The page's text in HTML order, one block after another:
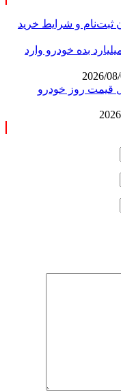
و شرایط خرید
خارج‌نشین‌ها با سهمیه اقامت / ۸ میلیارد بده خودرو وارد
قیمت روز خودرو